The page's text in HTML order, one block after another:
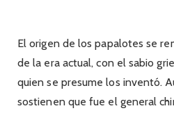
El origen de los papalotes se
de la era actual, con el sabio
quien se presume los inventó.
sostienen que fue el general